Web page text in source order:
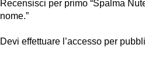
Recensisci per primo “Spalma
nome.”
Devi effettuare l’accesso per